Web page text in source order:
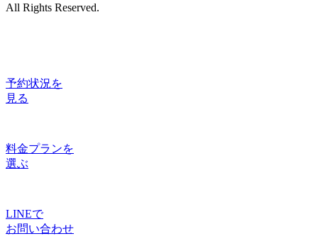
All Rights Reserved.
予約状況を
見る
料金プランを
選ぶ
LINEで
お問い合わせ